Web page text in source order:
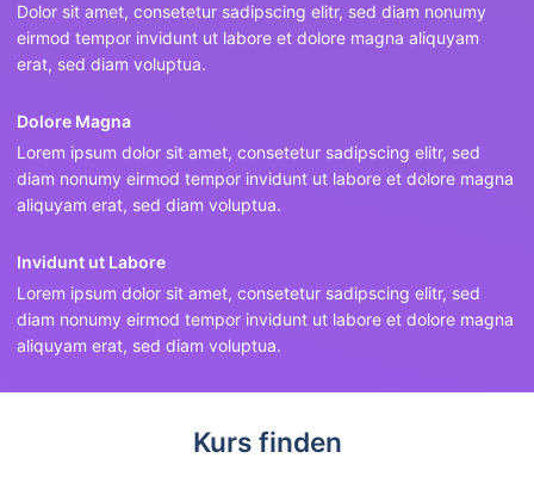
Dolor sit amet, consetetur sadipscing elitr, sed diam nonumy
eirmod tempor invidunt ut labore et dolore magna aliquyam
erat, sed diam voluptua.
Dolore Magna
Lorem ipsum dolor sit amet, consetetur sadipscing elitr, sed
diam nonumy eirmod tempor invidunt ut labore et dolore magna
aliquyam erat, sed diam voluptua.
Invidunt ut Labore
Lorem ipsum dolor sit amet, consetetur sadipscing elitr, sed
diam nonumy eirmod tempor invidunt ut labore et dolore magna
aliquyam erat, sed diam voluptua.
Kurs finden